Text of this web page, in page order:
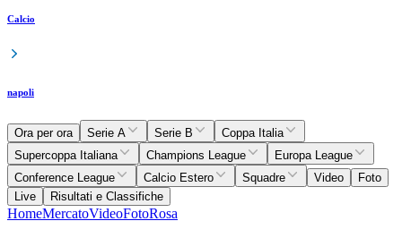
Calcio
napoli
Ora per ora Serie A Serie B
Coppa Italia
Supercoppa Italiana
Champions League
Europa League
Conference League
Calcio Estero Squadre Video
Foto
Live
Risultati e Classifiche
HomeMercatoVideoFotoRosa